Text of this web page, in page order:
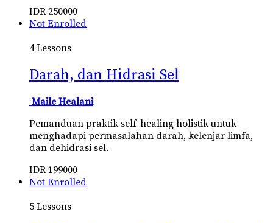
IDR 250000
Not Enrolled
4 Lessons
Darah, dan Hidrasi Sel
Maile Healani
Pemanduan praktik self-healing holistik untuk
menghadapi permasalahan darah, kelenjar limfa,
dan dehidrasi sel.
IDR 199000
Not Enrolled
5 Lessons